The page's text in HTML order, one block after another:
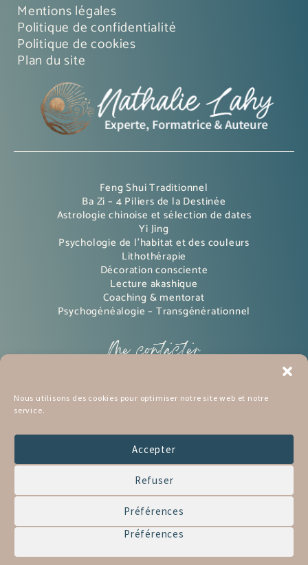
Nous utilisons des cookies pour optimiser notre site web et notre
service.
Accepter
Refuser
Préférences
Préférences
Mentions légales
Politique de confidentialité
Politique de cookies
Plan du site
Feng Shui Traditionnel
Ba Zi – 4 Piliers de la Destinée
Astrologie chinoise et sélection de dates
Yi Jing
Psychologie de l’habitat et des couleurs
Lithothérapie
Décoration consciente
Lecture akashique
Coaching & mentorat
Psychogénéalogie – Transgénérationnel
Me contacter
Mon BLOG
mon Podcast